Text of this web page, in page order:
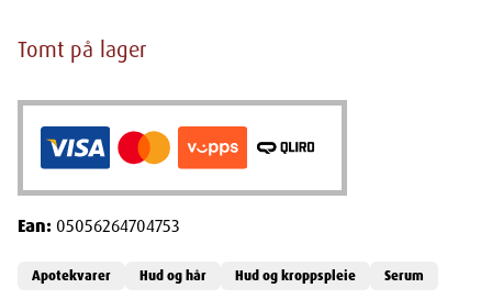
Tomt på lager
Ean: 05056264704753
Apotekvarer Hud og hår Hud og kroppspleie Serum